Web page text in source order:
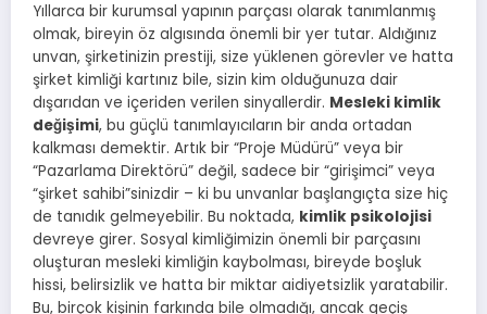
Yıllarca bir kurumsal yapının parçası olarak tanımlanmış
olmak, bireyin öz algısında önemli bir yer tutar. Aldığınız
unvan, şirketinizin prestiji, size yüklenen görevler ve hatta
şirket kimliği kartınız bile, sizin kim olduğunuza dair
dışarıdan ve içeriden verilen sinyallerdir. Mesleki kimlik
değişimi, bu güçlü tanımlayıcıların bir anda ortadan
kalkması demektir. Artık bir “Proje Müdürü” veya bir
“Pazarlama Direktörü” değil, sadece bir “girişimci” veya
“şirket sahibi”sinizdir – ki bu unvanlar başlangıçta size hiç
de tanıdık gelmeyebilir. Bu noktada, kimlik psikolojisi
devreye girer. Sosyal kimliğimizin önemli bir parçasını
oluşturan mesleki kimliğin kaybolması, bireyde boşluk
hissi, belirsizlik ve hatta bir miktar aidiyetsizlik yaratabilir.
Bu, birçok kişinin farkında bile olmadığı, ancak geçiş